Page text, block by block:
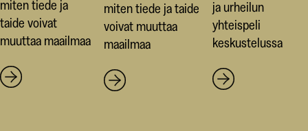
miten tiede ja
taide voivat
muuttaa maailmaa
miten tiede ja taide
voivat muuttaa
maailmaa
ja urheilun
yhteispeli
keskustelussa